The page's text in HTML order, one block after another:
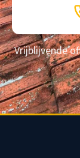
Vrijblijvende